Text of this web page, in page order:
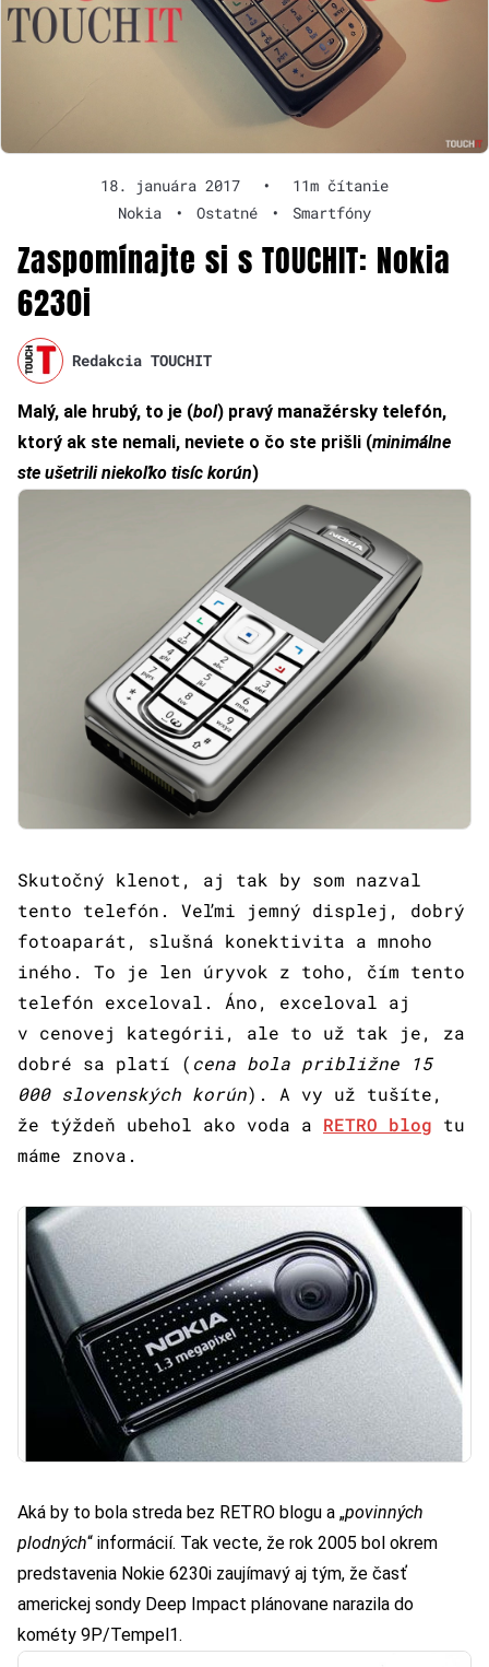
18. januára 2017 •
11m čítanie
Nokia
• Ostatné • Smartfóny
Zaspomínajte si s TOUCHIT: Nokia
6230i
Redakcia TOUCHIT
Malý, ale hrubý, to je (bol) pravý manažérsky telefón,
ktorý ak ste nemali, neviete o čo ste prišli (minimálne
ste ušetrili niekoľko tisíc korún)
Skutočný klenot, aj tak by som nazval
tento telefón. Veľmi jemný displej, dobrý
fotoaparát, slušná konektivita a mnoho
iného. To je len úryvok z toho, čím tento
telefón exceloval. Áno, exceloval aj
v cenovej kategórii, ale to už tak je, za
dobré sa platí ( cena bola približne 15
000 slovenských korún). A vy už tušíte,
že týždeň ubehol ako voda a RETRO blog tu
máme znova.
Aká by to bola streda bez RETRO blogu a „povinných
plodných“ informácií. Tak vecte, že rok 2005 bol okrem
predstavenia Nokie 6230i zaujímavý aj tým, že časť
americkej sondy Deep Impact plánovane narazila do
kométy 9P/Tempel1.